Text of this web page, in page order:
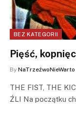
BEZ KATEGORII
Pięść,
By NaTrzeźwoNieWarto
THE FIST, THE
ŹLI Na początku